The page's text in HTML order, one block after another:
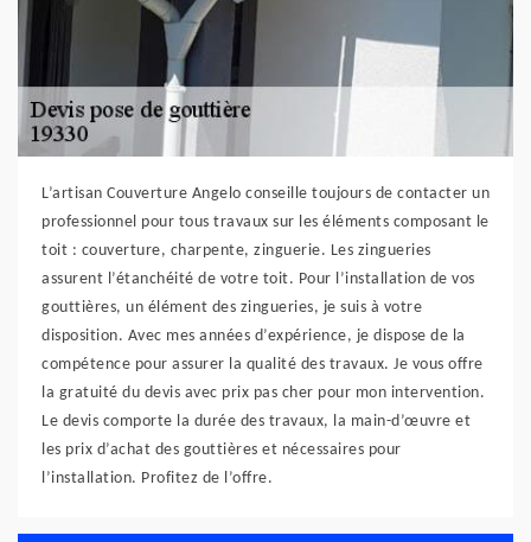
L’artisan Couverture Angelo conseille toujours de contacter un
professionnel pour tous travaux sur les éléments composant le
toit : couverture, charpente, zinguerie. Les zingueries
assurent l’étanchéité de votre toit. Pour l’installation de vos
gouttières, un élément des zingueries, je suis à votre
disposition. Avec mes années d’expérience, je dispose de la
compétence pour assurer la qualité des travaux. Je vous offre
la gratuité du devis avec prix pas cher pour mon intervention.
Le devis comporte la durée des travaux, la main-d’œuvre et
les prix d’achat des gouttières et nécessaires pour
l’installation. Profitez de l’offre.